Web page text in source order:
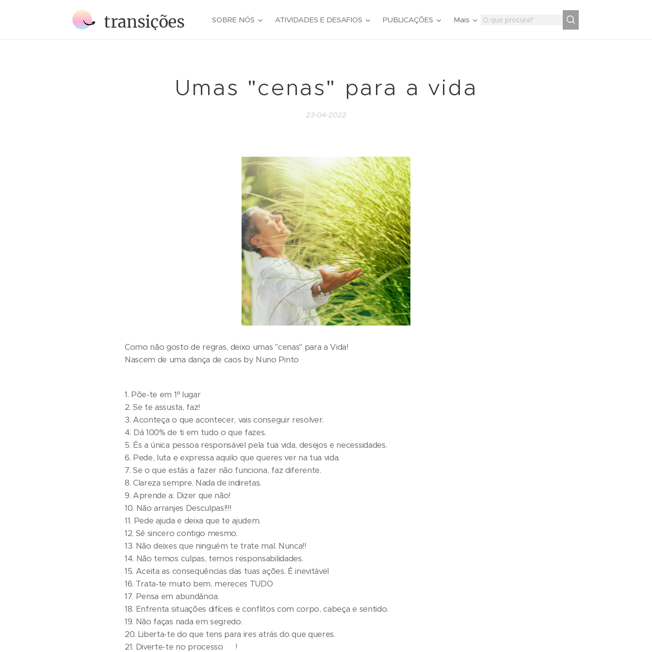
transições SOBRE NÓS ATIVIDADES E DESAFIOS PUBLICAÇÕES Mais
Umas "cenas" para a vida
23-04-2022
Como não gosto de regras, deixo umas "cenas" para a Vida!
Nascem de uma dança de caos by Nuno Pinto ❤️😊
1. Põe-te em 1º lugar
2. Se te assusta, faz!
3. Aconteça o que acontecer, vais conseguir resolver.
4. Dá 100% de ti em tudo o que fazes.
5. És a única pessoa responsável pela tua vida, desejos e necessidades.
6. Pede, luta e expressa aquilo que queres ver na tua vida.
7. Se o que estás a fazer não funciona, faz diferente.
8. Clareza sempre. Nada de indiretas.
9. Aprende a: Dizer que não!
10. Não arranjes Desculpas!!!!
11. Pede ajuda e deixa que te ajudem.
12. Sê sincero contigo mesmo.
13. Não deixes que ninguém te trate mal. Nunca!!
14. Não temos culpas, temos responsabilidades.
15. Aceita as consequências das tuas ações. É inevitável
16. Trata-te muito bem, mereces TUDO
17. Pensa em abundância.
18. Enfrenta situações difíceis e conflitos com corpo, cabeça e sentido.
19. Não faças nada em segredo.
20. Liberta-te do que tens para ires atrás do que queres.
21. Diverte-te no processo 😂!